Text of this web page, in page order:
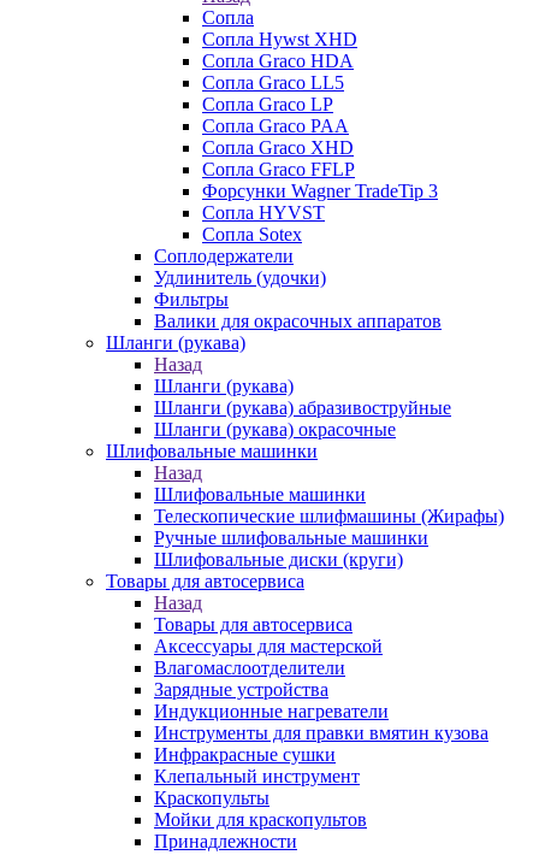
Сопла
Сопла Hywst XHD
Сопла Graco HDA
Сопла Graco LL5
Сопла Graco LP
Сопла Graco PAA
Сопла Graco XHD
Сопла Graco FFLP
Форсунки Wagner TradeTip 3
Сопла HYVST
Сопла Sotex
Соплодержатели
Удлинитель (удочки)
Фильтры
Валики для окрасочных аппаратов
Шланги (рукава)
Назад
Шланги (рукава)
Шланги (рукава) абразивоструйные
Шланги (рукава) окрасочные
Шлифовальные машинки
Назад
Шлифовальные машинки
Телескопические шлифмашины (Жирафы)
Ручные шлифовальные машинки
Шлифовальные диски (круги)
Товары для автосервиса
Назад
Товары для автосервиса
Аксессуары для мастерской
Влагомаслоотделители
Зарядные устройства
Индукционные нагреватели
Инструменты для правки вмятин кузова
Инфракрасные сушки
Клепальный инструмент
Краскопульты
Мойки для краскопультов
Принадлежности